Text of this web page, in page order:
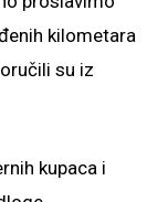
kilometara
su iz
kupaca i